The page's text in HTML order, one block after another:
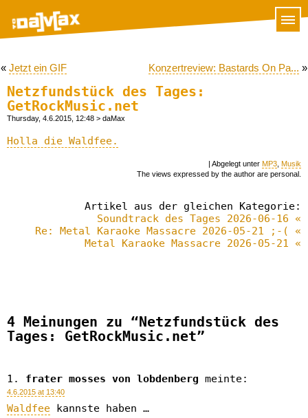
« Jetzt ein GIF Konzertreview: Bastards On Pa... »
Netzfundstück des Tages:
GetRockMusic.net
Thursday, 4.6.2015, 12:48 > daMax
Holla die Waldfee.
| Abgelegt unter MP3 Musik
The views expressed by the author are personal.
Artikel aus der gleichen Kategorie:
Soundtrack des Tages 2026-06-16 «
Re: Metal Karaoke Massacre 2026-05-21 ;-( «
Metal Karaoke Massacre 2026-05-21 «
4 Meinungen zu “Netzfundstück des
Tages: GetRockMusic.net”
frater mosses von lobdenberg meinte:
4.6.2015 at 13:40
Waldfee kannste haben …